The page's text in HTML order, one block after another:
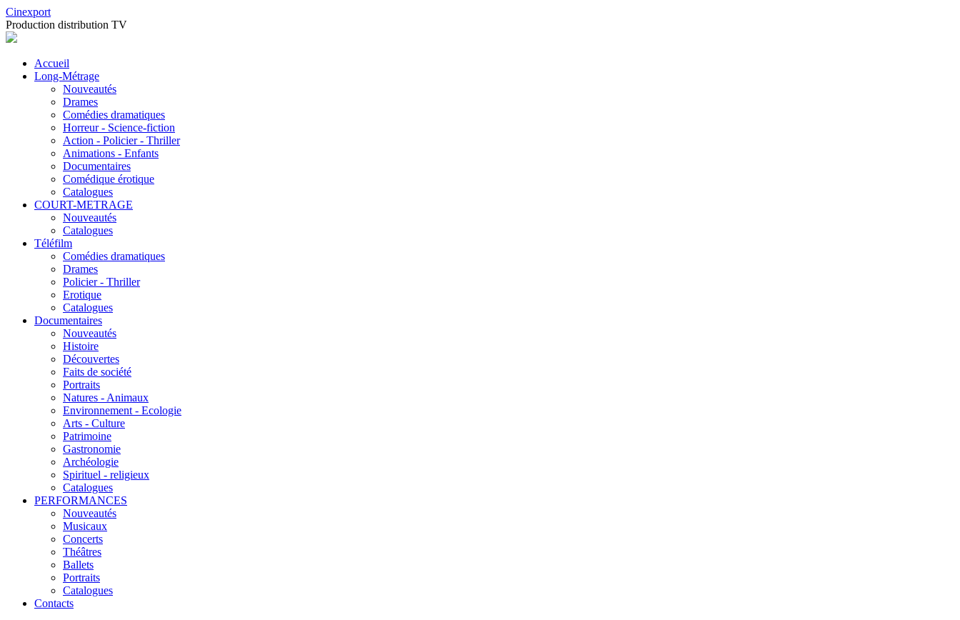
Cinexport
Production distribution TV
Accueil
Long-Métrage
Nouveautés
Drames
Comédies dramatiques
Horreur - Science-fiction
Action - Policier - Thriller
Animations - Enfants
Documentaires
Comédique érotique
Catalogues
COURT-METRAGE
Nouveautés
Catalogues
Téléfilm
Comédies dramatiques
Drames
Policier - Thriller
Erotique
Catalogues
Documentaires
Nouveautés
Histoire
Découvertes
Faits de société
Portraits
Natures - Animaux
Environnement - Ecologie
Arts - Culture
Patrimoine
Gastronomie
Archéologie
Spirituel - religieux
Catalogues
PERFORMANCES
Nouveautés
Musicaux
Concerts
Théâtres
Ballets
Portraits
Catalogues
Contacts